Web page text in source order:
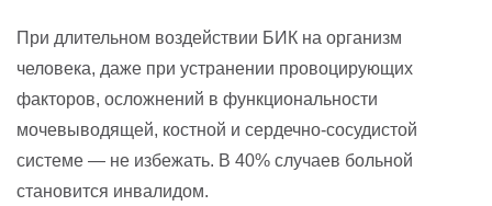
При длительном воздействии БИК на организм
человека, даже при устранении провоцирующих
факторов, осложнений в функциональности
мочевыводящей, костной и сердечно-сосудистой
системе — не избежать. В 40% случаев больной
становится инвалидом.